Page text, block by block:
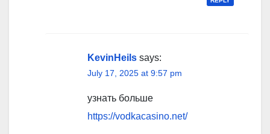
KevinHeils says:
July 17, 2025 at 9:57 pm
узнать больше
https://vodkacasino.net/